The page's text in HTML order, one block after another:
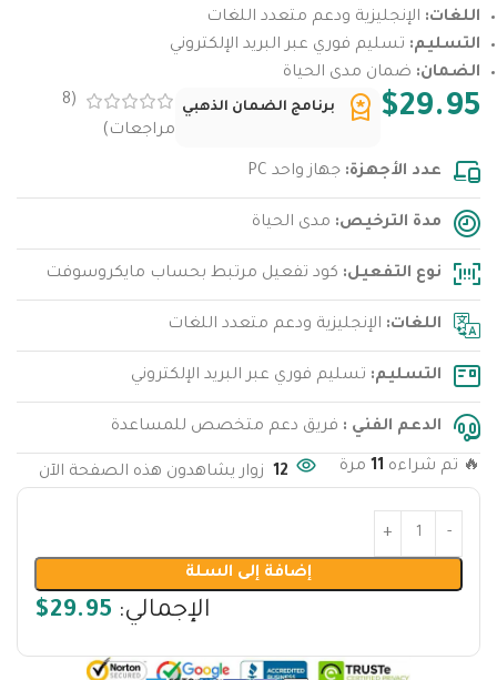
اللغات: الإنجليزية ودعم متعدد اللغات
التسليم: تسليم فوري عبر البريد الإلكتروني
الضمان: ضمان مدى الحياة
$29.95 برنامج الضمان الذهبي (
8
مراجعات)
عدد الأجهزة: جهاز واحد PC
مدة الترخيص: مدى الحياة
نوع التفعيل: كود تفعيل مرتبط بحساب مايكروسوفت
اللغات: الإنجليزية ودعم متعدد اللغات
التسليم: تسليم فوري عبر البريد الإلكتروني
الدعم الفني : فريق دعم متخصص للمساعدة
🔥 تم شراءه 11 مرة 12 زوار يشاهدون هذه الصفحة الآن
إضافة إلى السلة
الإجمالي: $29.95